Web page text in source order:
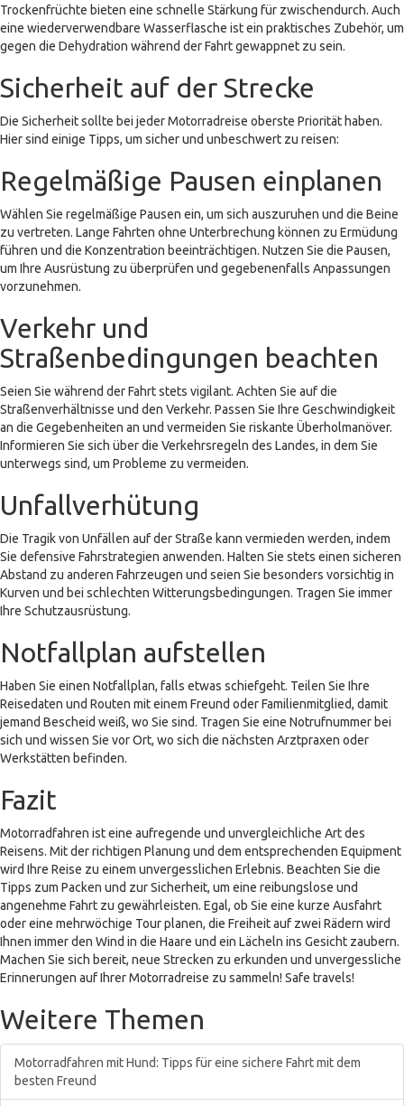
Trockenfrüchte bieten eine schnelle Stärkung für zwischendurch. Auch
eine wiederverwendbare Wasserflasche ist ein praktisches Zubehör, um
gegen die Dehydration während der Fahrt gewappnet zu sein.
Sicherheit auf der Strecke
Die Sicherheit sollte bei jeder Motorradreise oberste Priorität haben.
Hier sind einige Tipps, um sicher und unbeschwert zu reisen:
Regelmäßige Pausen einplanen
Wählen Sie regelmäßige Pausen ein, um sich auszuruhen und die Beine
zu vertreten. Lange Fahrten ohne Unterbrechung können zu Ermüdung
führen und die Konzentration beeinträchtigen. Nutzen Sie die Pausen,
um Ihre Ausrüstung zu überprüfen und gegebenenfalls Anpassungen
vorzunehmen.
Verkehr und
Straßenbedingungen beachten
Seien Sie während der Fahrt stets vigilant. Achten Sie auf die
Straßenverhältnisse und den Verkehr. Passen Sie Ihre Geschwindigkeit
an die Gegebenheiten an und vermeiden Sie riskante Überholmanöver.
Informieren Sie sich über die Verkehrsregeln des Landes, in dem Sie
unterwegs sind, um Probleme zu vermeiden.
Unfallverhütung
Die Tragik von Unfällen auf der Straße kann vermieden werden, indem
Sie defensive Fahrstrategien anwenden. Halten Sie stets einen sicheren
Abstand zu anderen Fahrzeugen und seien Sie besonders vorsichtig in
Kurven und bei schlechten Witterungsbedingungen. Tragen Sie immer
Ihre Schutzausrüstung.
Notfallplan aufstellen
Haben Sie einen Notfallplan, falls etwas schiefgeht. Teilen Sie Ihre
Reisedaten und Routen mit einem Freund oder Familienmitglied, damit
jemand Bescheid weiß, wo Sie sind. Tragen Sie eine Notrufnummer bei
sich und wissen Sie vor Ort, wo sich die nächsten Arztpraxen oder
Werkstätten befinden.
Fazit
Motorradfahren ist eine aufregende und unvergleichliche Art des
Reisens. Mit der richtigen Planung und dem entsprechenden Equipment
wird Ihre Reise zu einem unvergesslichen Erlebnis. Beachten Sie die
Tipps zum Packen und zur Sicherheit, um eine reibungslose und
angenehme Fahrt zu gewährleisten. Egal, ob Sie eine kurze Ausfahrt
oder eine mehrwöchige Tour planen, die Freiheit auf zwei Rädern wird
Ihnen immer den Wind in die Haare und ein Lächeln ins Gesicht zaubern.
Machen Sie sich bereit, neue Strecken zu erkunden und unvergessliche
Erinnerungen auf Ihrer Motorradreise zu sammeln! Safe travels!
Weitere Themen
Motorradfahren mit Hund: Tipps für eine sichere Fahrt mit dem
besten Freund